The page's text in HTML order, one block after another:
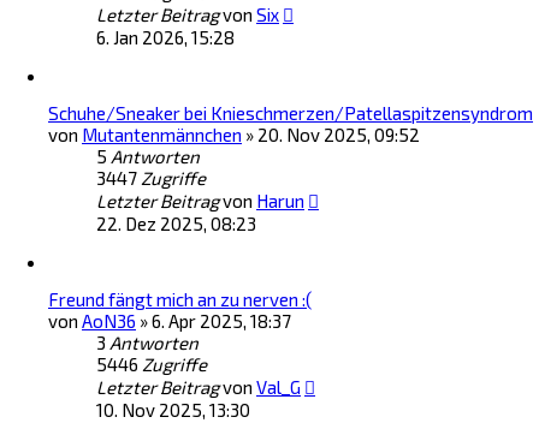
Letzter Beitragvon Six
6. Jan 2026, 15:28
Schuhe/Sneaker bei Knieschmerzen/Patellaspitzensyndrom
von Mutantenmännchen » 20. Nov 2025, 09:52
5 Antworten
3447 Zugriffe
Letzter Beitragvon Harun
22. Dez 2025, 08:23
Freund fängt mich an zu nerven :(
von AoN36 »6. Apr 2025, 18:37
3 Antworten
5446 Zugriffe
Letzter Beitragvon Val_G
10. Nov 2025, 13:30